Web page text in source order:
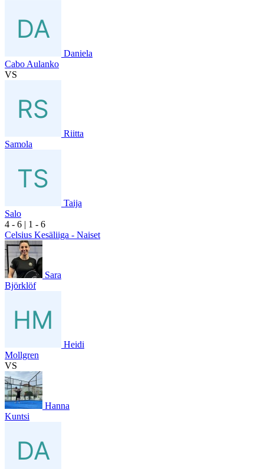
Daniela
Cabo Aulanko
VS
Riitta
Samola
Taija
Salo
4 - 6 | 1 - 6
Celsius Kesäliiga - Naiset
Sara
Björklöf
Heidi
Mollgren
VS
Hanna
Kuntsi